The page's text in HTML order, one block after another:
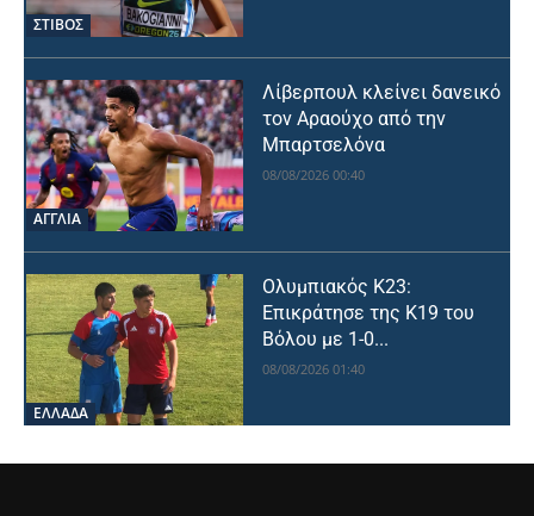
ΣΤΙΒΟΣ
ΑΓΓΛΙΑ
Λίβερπουλ κλείνει δανεικό
τον Αραούχο από την
Μπαρτσελόνα
08/08/2026 00:40
ΕΛΛΑΔΑ
Ολυμπιακός Κ23:
Επικράτησε της Κ19 του
Βόλου με 1-0...
08/08/2026 01:40